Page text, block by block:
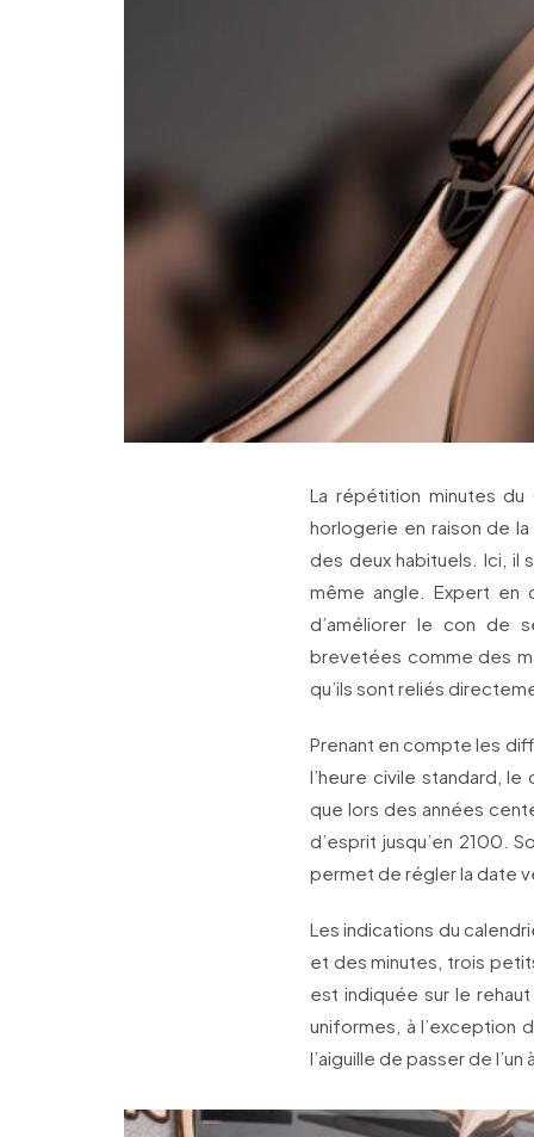
La répétition minutes
horlogerie en raison de
des deux habituels. Ici, il
même angle. Expert en
d’améliorer le con de
brevetées comme des
qu’ils sont reliés
Prenant en compte les
l’heure civile standard,
que lors des années
d’esprit jusqu’en 2100.
permet de régler la date
Les indications du
et des minutes, trois
est indiquée sur le
uniformes, à l’exception
l’aiguille de passer de